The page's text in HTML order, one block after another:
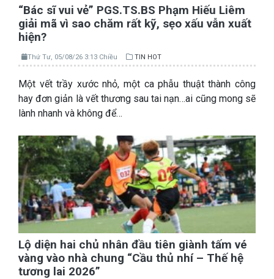
“Bác sĩ vui vẻ” PGS.TS.BS Phạm Hiếu Liêm
giải mã vì sao chăm rất kỹ, sẹo xấu vẫn xuất
hiện?
Thứ Tư, 05/08/26 3:13 Chiều TIN HOT
Một vết trầy xước nhỏ, một ca phẫu thuật thành công
hay đơn giản là vết thương sau tai nạn…ai cũng mong sẽ
lành nhanh và không để…
Lộ diện hai chủ nhân đầu tiên giành tấm vé
vàng vào nhà chung “Cầu thủ nhí – Thế hệ
tương lai 2026”